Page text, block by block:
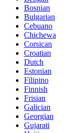
Bosnian
Bulgarian
Cebuano
Chichewa
Corsican
Croatian
Dutch
Estonian
Filipino
Finnish
Frisian
Galician
Georgian
Gujarati